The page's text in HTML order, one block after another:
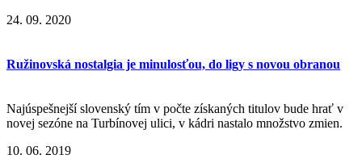
24. 09. 2020
Ružinovská nostalgia je minulosťou, do ligy s novou obranou
Najúspešnejší slovenský tím v počte získaných titulov bude hrať v
novej sezóne na Turbínovej ulici, v kádri nastalo množstvo zmien.
10. 06. 2019